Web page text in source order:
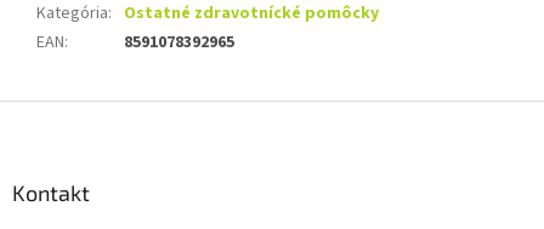
Kategória: Ostatné zdravotnícké pomôcky
EAN: 8591078392965
Kontakt